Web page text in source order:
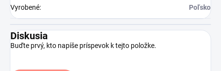
Vyrobené: Poľsko
Diskusia
Buďte prvý, kto napíše príspevok k tejto položke.